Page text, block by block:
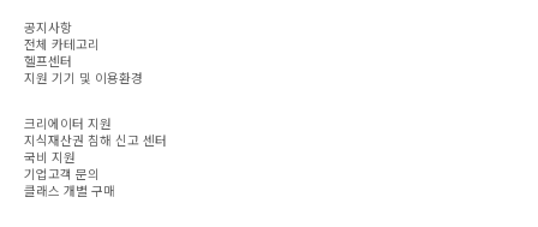
공지사항
전체 카테고리
헬프센터
지원 기기 및 이용환경
크리에이터 지원
지식재산권 침해 신고 센터
국비 지원
기업고객 문의
클래스 개별 구매